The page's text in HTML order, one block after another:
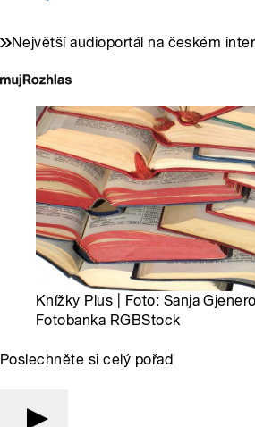
Největší audioportál na českém
Knížky Plus | Foto: Sanja
Fotobanka RGBStock
Poslechněte si celý pořad